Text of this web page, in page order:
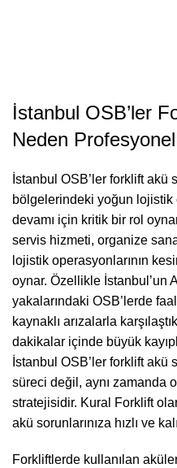
İstanbul OSB’ler
Neden
İstanbul OSB’ler forklift
bölgelerindeki yoğun lojistik
devamı için kritik bir rol
servis hizmeti, organize
lojistik operasyonlarının
oynar. Özellikle İstanbul’un
yakalarındaki OSB’lerde
kaynaklı arızalarla
dakikalar içinde büyük
İstanbul OSB’ler forklift akü
süreci değil, aynı zamanda
stratejisidir. Kural Forklift
akü sorunlarınıza hızlı ve
Forkliftlerde kullanılan